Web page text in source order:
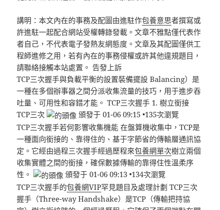
講明：本文內在的事務及配圖由進駐作包養意思者撰寫或
許進駐一起配合網站受權轉錄發載。文章不雅點僅代表作
者自己，不代表電子發熱友網態度。文章及其配圖僅供工
程師進修之用，若有內在的事務侵權或許其他違規題目，
請聯絡接觸本站處置。 告發上訴
TCP三次握手與負載平衡的設置裝備擺設 Balancing）是
一種在多個辦事器之間分派收集流量的技巧，用于進步吞
吐量、可用性和容錯才能。 TCP三次握手 1. 樹立銜接
TCP三次
頒發于 01-06 09:15 •135次瀏覽
TCP三次握手若何影響收集機能 在盤算機收集中，TCP是
一種面向銜接的、靠得住的、基于字節省的傳輸層通訊協
定。它經由過程三次握手經過歷程來包養網單次樹立兩個
收集實體之間的銜接，確保數據傳輸的靠得住性溫柔序
性。
頒發于 01-06 09:13 •134次瀏覽
TCP三次握手的包養網VIP罕見題目及處理計劃 TCP三次
握手（Three-way Handshake）是TCP（傳輸把持協